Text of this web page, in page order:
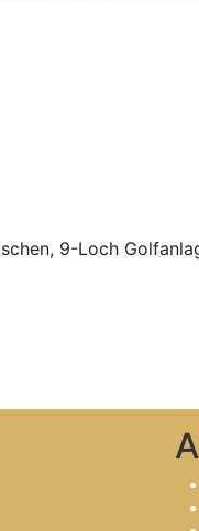
9-Loch